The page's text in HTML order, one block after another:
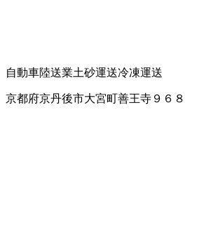
自動車陸送業土砂運送冷凍運送
京都府京丹後市大宮町善王寺９６８